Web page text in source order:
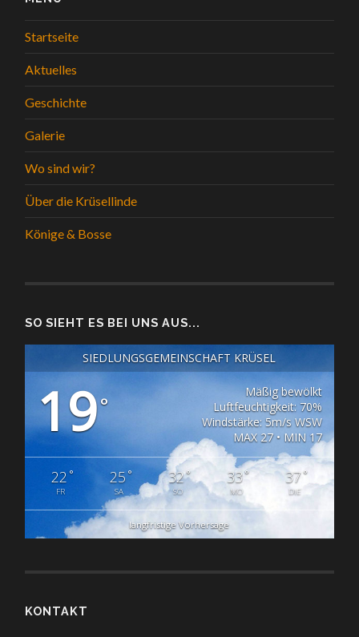
Startseite
Aktuelles
Geschichte
Galerie
Wo sind wir?
Über die Krüsellinde
Könige & Bosse
SO SIEHT ES BEI UNS AUS...
SIEDLUNGSGEMEINSCHAFT KRÜSEL
19°
Mäßig bewölkt
Luftfeuchtigkeit: 70%
Windstärke: 5m/s WSW
MAX 27 • MIN 17
22 °
FR
25°
SA
32°
SO
33°
MO
37°
DIE
langfristige Vorhersage
KONTAKT